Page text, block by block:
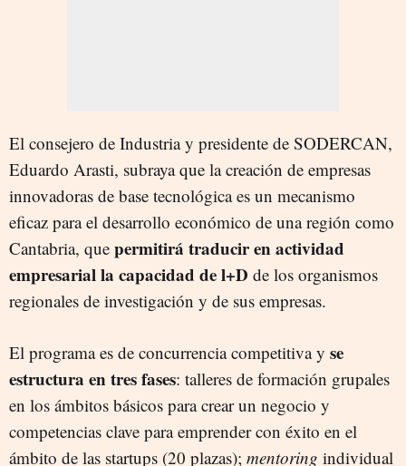
El consejero de Industria y presidente de SODERCAN,
Eduardo Arasti, subraya que la creación de empresas
innovadoras de base tecnológica es un mecanismo
eficaz para el desarrollo económico de una región como
Cantabria, que permitirá traducir en actividad
empresarial la capacidad de l+D de los organismos
regionales de investigación y de sus empresas.
El programa es de concurrencia competitiva y se
estructura en tres fases: talleres de formación grupales
en los ámbitos básicos para crear un negocio y
competencias clave para emprender con éxito en el
ámbito de las startups (20 plazas); mentoring individual